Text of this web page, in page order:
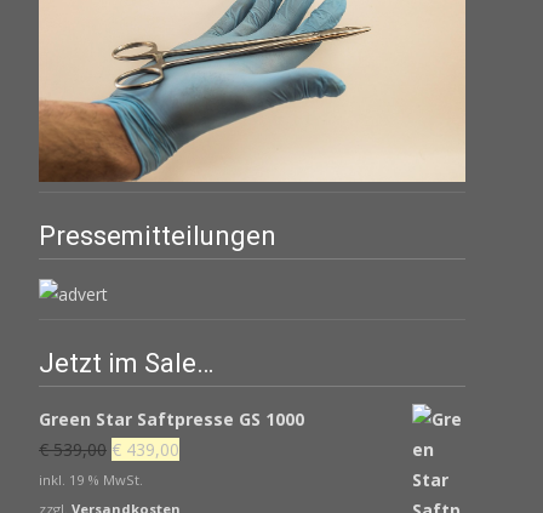
Pressemitteilungen
Jetzt im Sale…
Green Star Saftpresse GS 1000
€539,00 Ursprünglicher
Preis
€ 439,00
inkl. 19 % MwSt.
zzgl. Versandkosten